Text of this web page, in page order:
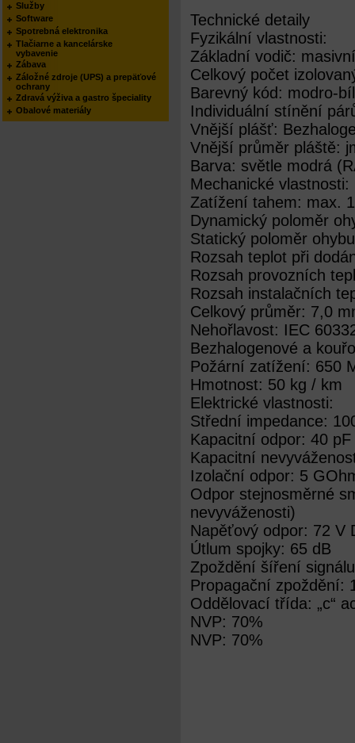
Technické detaily
Fyzikální vlastnosti:
Základní vodič:
Celkový počet
Barevný kód: modro-
Individuální stínění
Vnější plášť:
Vnější průměr pláště:
Barva: světle modrá
Mechanické vlastnosti:
Zatížení tahem: max.
Dynamický poloměr
Statický poloměr
Rozsah teplot při
Rozsah provozních
Rozsah instalačních
Celkový průměr: 7,0
Nehořlavost: IEC
Bezhalogenové a
Požární zatížení: 650
Hmotnost: 50 kg / km
Elektrické vlastnosti:
Střední impedance:
Kapacitní odpor: 40
Kapacitní
Izolační odpor: 5
Odpor stejnosměrné
nevyváženosti)
Napěťový odpor: 72 V
Útlum spojky: 65 dB
Zpoždění šíření
Propagační zpoždění:
Oddělovací třída: „c“
NVP: 70%
NVP: 70%
Služby
Software
Spotrebná elektronika
Tlačiarne a kancelárske
vybavenie
Zábava
Záložné zdroje (UPS) a prepäťové
ochrany
Zdravá výživa a gastro špeciality
Obalové materiály